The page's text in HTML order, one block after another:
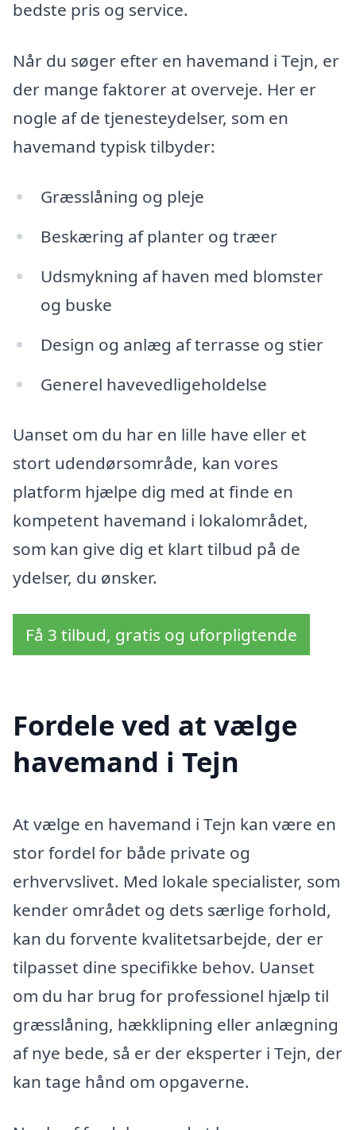
bedste pris og service.
Når du søger efter en havemand i Tejn, er
der mange faktorer at overveje. Her er
nogle af de tjenesteydelser, som en
havemand typisk tilbyder:
Græsslåning og pleje
Beskæring af planter og træer
Udsmykning af haven med blomster
og buske
Design og anlæg af terrasse og stier
Generel havevedligeholdelse
Uanset om du har en lille have eller et
stort udendørsområde, kan vores
platform hjælpe dig med at finde en
kompetent havemand i lokalområdet,
som kan give dig et klart tilbud på de
ydelser, du ønsker.
Få 3 tilbud, gratis og uforpligtende
Fordele ved at vælge
havemand i Tejn
At vælge en havemand i Tejn kan være en
stor fordel for både private og
erhvervslivet. Med lokale specialister, som
kender området og dets særlige forhold,
kan du forvente kvalitetsarbejde, der er
tilpasset dine specifikke behov. Uanset
om du har brug for professionel hjælp til
græsslåning, hækklipning eller anlægning
af nye bede, så er der eksperter i Tejn, der
kan tage hånd om opgaverne.